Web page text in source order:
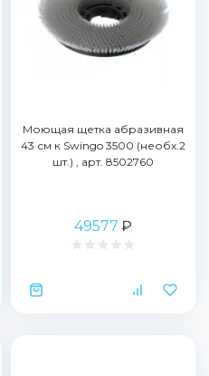
Моющая щетка абразивная
43 см к Swingo 3500 (необх.2
шт.) , арт. 8502760
49577 ₽